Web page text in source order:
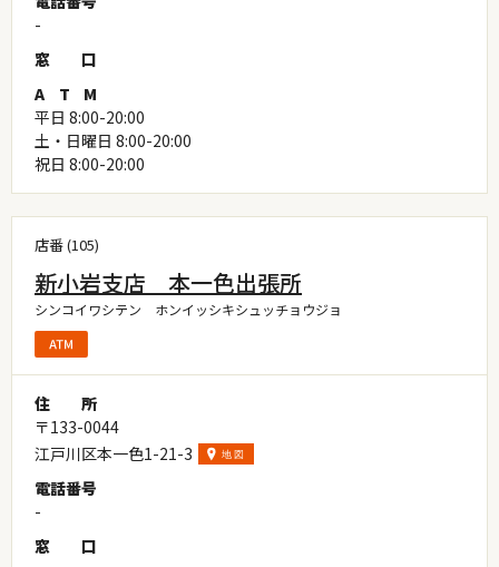
-
窓
口
A
T
M
平日 8:00-20:00
土・日曜日 8:00-20:00
祝日 8:00-20:00
店番 (105)
新小岩支店 本一色出張所
シンコイワシテン ホンイッシキシュッチョウジョ
住
所
〒133-0044
江戸川区本一色1-21-3
電話番号
-
窓
口